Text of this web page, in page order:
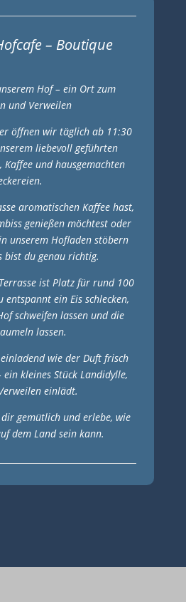
– Boutique
Hof – ein Ort zum
und Verweilen
öffnen wir täglich ab 11:30
liebevoll geführten
und hausgemachten
aromatischen Kaffee hast,
genießen möchtest oder
unserem Hofladen stöbern
bist du genau richtig.
ist Platz für rund 100
entspannt ein Eis schlecken,
schweifen lassen und die
lassen.
wie der Duft frisch
ein kleines Stück Landidylle,
einlädt.
dir gemütlich und erlebe, wie
dem Land sein kann.